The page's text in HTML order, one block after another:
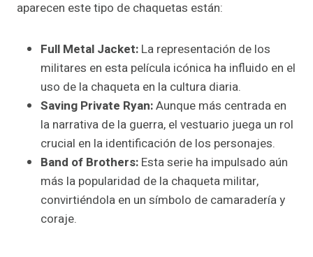
aparecen este tipo de chaquetas están:
Full Metal Jacket: La representación de los
militares en esta película icónica ha influido en el
uso de la chaqueta en la cultura diaria.
Saving Private Ryan:Aunque más centrada en
la narrativa de la guerra, el vestuario juega un rol
crucial en la identificación de los personajes.
Band of Brothers: Esta serie ha impulsado aún
más la popularidad de la chaqueta militar,
convirtiéndola en un símbolo de camaradería y
coraje.